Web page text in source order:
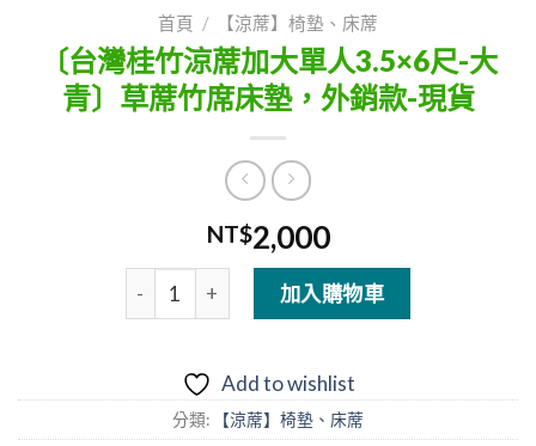
首頁 / 【涼蓆】椅墊、床蓆
〔台灣桂竹涼蓆加大單人3.5×6尺-大
青〕草蓆竹席床墊，外銷款-現貨
NT$2,000
〔台灣桂竹涼蓆加大單人3.5x6尺-大青〕草蓆竹
加入購物車
Add to wishlist
分類:
【涼蓆】椅墊、床蓆